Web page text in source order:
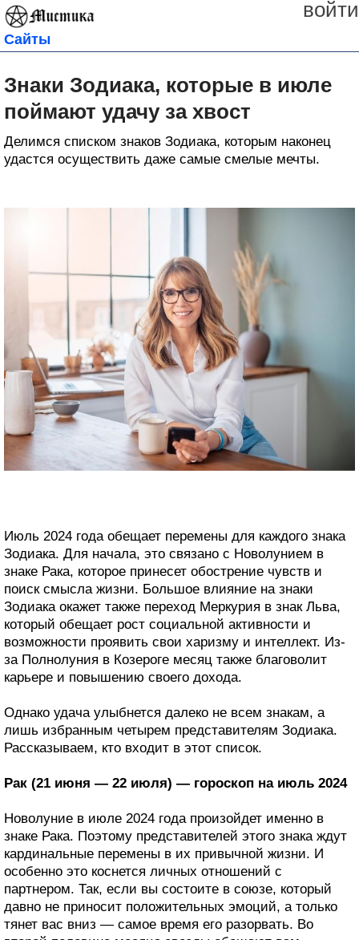
войти
Сайты
Знаки Зодиака, которые в июле
поймают удачу за хвост
Делимся списком знаков Зодиака, которым наконец
удастся осуществить даже самые смелые мечты.
Июль 2024 года обещает перемены для каждого знака
Зодиака. Для начала, это связано с Новолунием в
знаке Рака, которое принесет обострение чувств и
поиск смысла жизни. Большое влияние на знаки
Зодиака окажет также переход Меркурия в знак Льва,
который обещает рост социальной активности и
возможности проявить свои харизму и интеллект. Из-
за Полнолуния в Козероге месяц также благоволит
карьере и повышению своего дохода.
Однако удача улыбнется далеко не всем знакам, а
лишь избранным четырем представителям Зодиака.
Рассказываем, кто входит в этот список.
Рак (21 июня — 22 июля) — гороскоп на июль 2024
Новолуние в июле 2024 года произойдет именно в
знаке Рака. Поэтому представителей этого знака ждут
кардинальные перемены в их привычной жизни. И
особенно это коснется личных отношений с
партнером. Так, если вы состоите в союзе, который
давно не приносит положительных эмоций, а только
тянет вас вниз — самое время его разорвать. Во